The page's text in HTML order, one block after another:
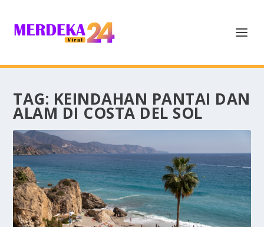
TAG: KEINDAHAN PANTAI DAN
ALAM DI COSTA DEL SOL